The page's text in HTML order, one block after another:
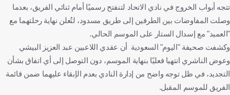
تتجه أبواب الخروج في نادي الاتحاد لتنفتح رسميًا أمام ثنائي الفريق، بعدما
وصلت المفاوضات بين الطرفين إلى طريق مسدود، لتُعلن نهاية رحلتهما مع
"العميد" مع إسدال الستار على الموسم الحالي.
وكشفت صحيفة "اليوم" السعودية أن عقدي اللاعبين عبد العزيز البيشي
وعوض الناشري انتهيا فعليًا بنهاية الموسم، دون التوصل إلى أي اتفاق بشأن
التجديد، في ظل توجه واضح من إدارة النادي بعدم الإبقاء عليهما ضمن قائمة
الفريق للموسم المقبل.